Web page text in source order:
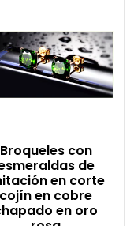
Broqueles con
de
en corte
cojín en cobre
en oro